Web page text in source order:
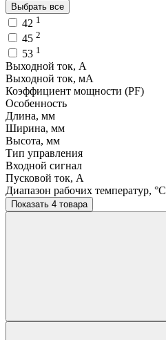
Выбрать все
42 1
45 2
53 1
Выходной ток, A
Выходной ток, мA
Коэффициент мощности (PF)
Особенность
Длина, мм
Ширина, мм
Высота, мм
Тип управления
Входной сигнал
Пусковой ток, A
Диапазон рабочих температур, °C
Показать 4 товара